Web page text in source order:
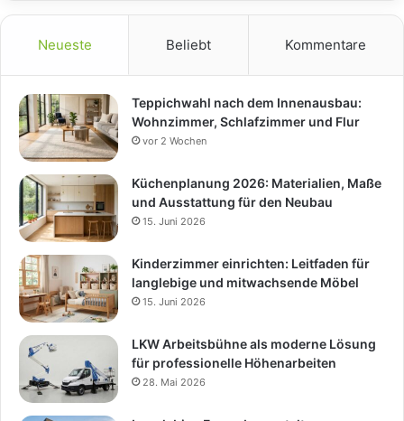
Neueste Beliebt Kommentare
Teppichwahl nach dem Innenausbau:
Wohnzimmer, Schlafzimmer und Flur
vor 2 Wochen
Küchenplanung 2026: Materialien, Maße
und Ausstattung für den Neubau
15. Juni 2026
Kinderzimmer einrichten: Leitfaden für
langlebige und mitwachsende Möbel
15. Juni 2026
LKW Arbeitsbühne als moderne Lösung
für professionelle Höhenarbeiten
28. Mai 2026